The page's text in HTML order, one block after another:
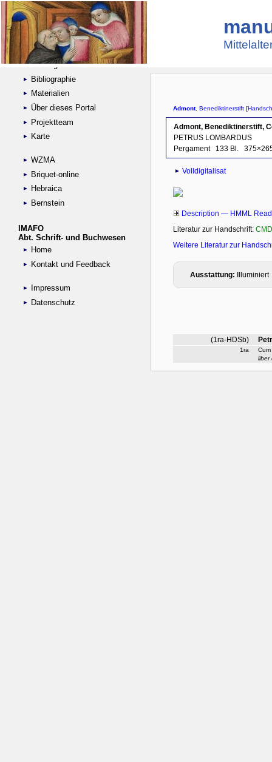
Suche
Handschriftensammlungen
Digitalisierte Handschriften
Kataloge
Bibliographie
Materialien
Über dieses Portal
Projektteam
Karte
WZMA
Briquet-online
Hebraica
Bernstein
IMAFO
Abt. Schrift- und Buchwesen
Home
Kontakt und Feedback
Impressum
Datenschutz